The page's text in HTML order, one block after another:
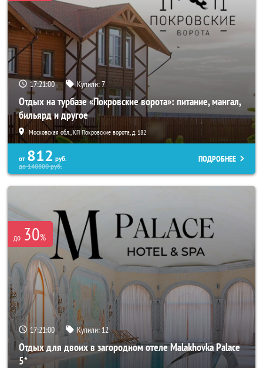
17:21:00 Купили:7
Отдых на турбазе «Покровские ворота»: питание, мангал,
бильярд и другое
Московская обл., КП Покровские ворота, д. 182
от 812 руб.
до140800руб.
ПОДРОБНЕЕ
до 30%
17:21:00 Купили: 12
Отдых для двоих в загородном отеле Malakhovka Palace
5*